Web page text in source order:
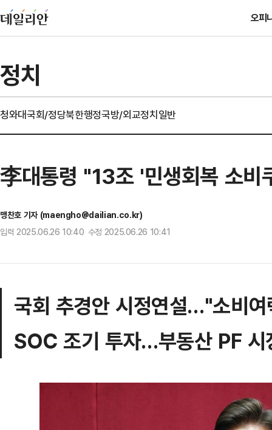
오피
정치
청와대국회/정당북한행정국방/외교정치일반
李대통령 "13조 '민생회복 소
맹찬호 기자 (maengho@dailian.co.kr)
입력 2025.06.26 10:40 수정 2025.06.26 10:41
국회 추경안 시정연설…"소비여
SOC 조기 투자…부동산 PF